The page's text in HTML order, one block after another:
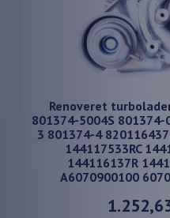
Renoveret
801374-5004S
3 801374-4
144117533RC
144116137R
A6070900100